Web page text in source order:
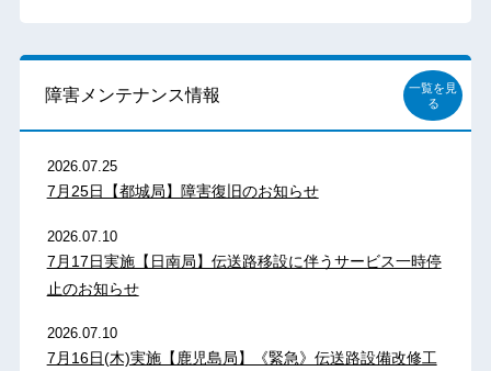
障害メンテナンス情報
一覧を見
る
2026.07.25
7月25日【都城局】障害復旧のお知らせ
2026.07.10
7月17日実施【日南局】伝送路移設に伴うサービス一時停
止のお知らせ
2026.07.10
7月16日(木)実施【鹿児島局】《緊急》伝送路設備改修工